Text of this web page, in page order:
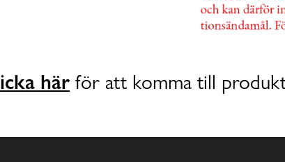
här för att komma till